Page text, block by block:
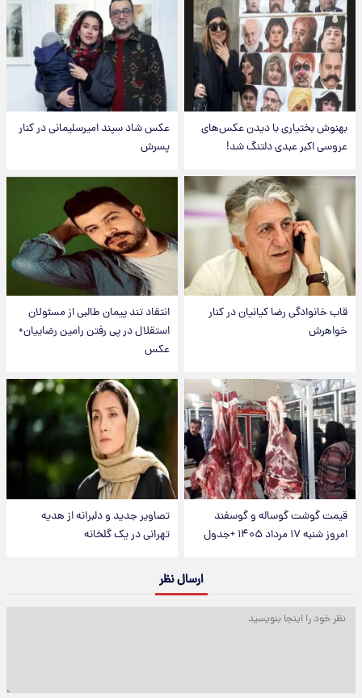
بهنوش بختیاری با دیدن عکس‌های
عروسی اکبر عبدی دلتنگ شد!
عکس شاد سپند امیرسلیمانی در کنار
پسرش
قاب خانوادگی رضا کیانیان در کنار
خواهرش
انتقاد تند پیمان طالبی از مسئولان
استقلال در پی رفتن رامین رضاییان+
عکس
قیمت گوشت گوساله و گوسفند
امروز شنبه ۱۷ مرداد ۱۴۰۵ +جدول
تصاویر جدید و دلبرانه از هدیه
تهرانی در یک گلخانه
ارسال نظر